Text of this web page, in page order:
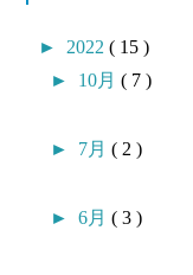
► 2022( 15 )
► 10月( 7 )
► 7月( 2 )
►6月( 3 )